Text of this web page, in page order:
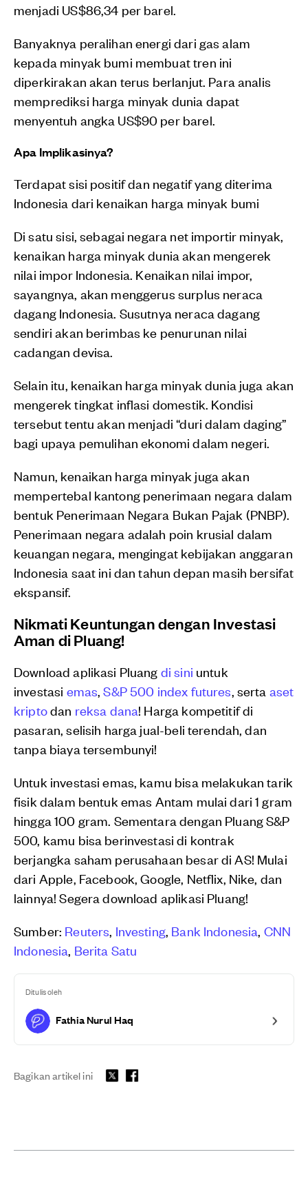
menjadi US$86,34 per barel.
Banyaknya peralihan energi dari gas alam
kepada minyak bumi membuat tren ini
diperkirakan akan terus berlanjut. Para analis
memprediksi harga minyak dunia dapat
menyentuh angka US$90 per barel.
Apa Implikasinya?
Terdapat sisi positif dan negatif yang diterima
Indonesia dari kenaikan harga minyak bumi
Di satu sisi, sebagai negara net importir minyak,
kenaikan harga minyak dunia akan mengerek
nilai impor Indonesia. Kenaikan nilai impor,
sayangnya, akan menggerus surplus neraca
dagang Indonesia. Susutnya neraca dagang
sendiri akan berimbas ke penurunan nilai
cadangan devisa.
Selain itu, kenaikan harga minyak dunia juga akan
mengerek tingkat inflasi domestik. Kondisi
tersebut tentu akan menjadi “duri dalam daging”
bagi upaya pemulihan ekonomi dalam negeri.
Namun, kenaikan harga minyak juga akan
mempertebal kantong penerimaan negara dalam
bentuk Penerimaan Negara Bukan Pajak (PNBP).
Penerimaan negara adalah poin krusial dalam
keuangan negara, mengingat kebijakan anggaran
Indonesia saat ini dan tahun depan masih bersifat
ekspansif.
Nikmati Keuntungan dengan Investasi
Aman di Pluang!
Download aplikasi Pluang di sini untuk
investasi emas,S&P 500 index futures, serta aset
kriptodan reksa dana! Harga kompetitif di
pasaran, selisih harga jual-beli terendah, dan
tanpa biaya tersembunyi!
Untuk investasi emas, kamu bisa melakukan tarik
fisik dalam bentuk emas Antam mulai dari 1 gram
hingga 100 gram. Sementara dengan Pluang S&P
500, kamu bisa berinvestasi di kontrak
berjangka saham perusahaan besar di AS! Mulai
dari Apple, Facebook, Google, Netflix, Nike, dan
lainnya! Segera download aplikasi Pluang!
Sumber: Reuters, Investing, Bank Indonesia, CNN
Indonesia, Berita Satu
Ditulis oleh
Fathia Nurul Haq
Bagikan artikel ini